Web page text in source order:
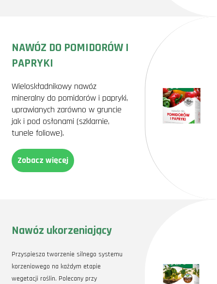
NAWÓZ DO POMIDORÓW I
PAPRYKI
Wieloskładnikowy nawóz
mineralny do pomidorów i papryki,
uprawianych zarówno w gruncie
jak i pod osłonami (szklarnie,
tunele foliowe).
Zobacz więcej
Nawóz ukorzeniający
Przyspiesza tworzenie silnego systemu
korzeniowego na każdym etapie
wegetacji roślin. Polecany przy